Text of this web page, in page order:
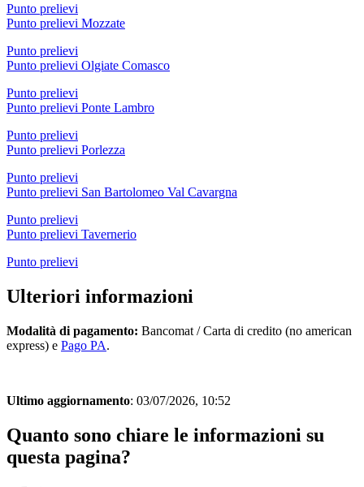
Punto prelievi
Punto prelievi Mozzate
Punto prelievi
Punto prelievi Olgiate Comasco
Punto prelievi
Punto prelievi Ponte Lambro
Punto prelievi
Punto prelievi Porlezza
Punto prelievi
Punto prelievi San Bartolomeo Val Cavargna
Punto prelievi
Punto prelievi Tavernerio
Punto prelievi
Ulteriori informazioni
Modalità di pagamento: Bancomat / Carta di credito (no american
express) e Pago PA.
Ultimo aggiornamento: 03/07/2026, 10:52
Quanto sono chiare le informazioni su
questa pagina?